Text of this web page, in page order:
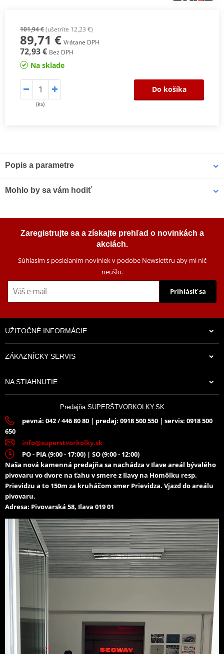
101,94 €(ušetríte 12,23 €)
89,71 € Vrátane DPH
72,93 € Bez DPH
Na sklade
(ks)
Do košíka
Popis a parametre
patentovaný, 3-bodový systém uchytenia bočného kufra na
- Integrovaný design: montážna sada nijako významne nenarušuje
- Ľahkosť: nízka hmotnosť, ktorá nemá skoro žiadny vplyv na
ťažisko motorky, čím se zvyšuje bezpečnosť.
- Jednoduchá montáž.
- Materiál: 20mm oceľový rám - najrobustnejší na trhu.
Mohlo by sa vám hodiť
Zaregistrujte sa a získajte prehľad o novinkách a
akciách.
Súhlasím s posielaním noviniek v podobe Newslettru aby mi nič
neušlo.
Prihlásiť sa
UŽITOČNÉ INFORMÁCIE
ZÁKAZNÍCKY SERVIS
NA STIAHNUTIE
Predajňa SUPERŠTVORKOLKY.SK
pevná: 042 / 446 80 80 | predaj: 0918 500 550 | servis: 0918 500
650
info@superstvorkolky.sk
PO - PIA (9:00 - 17:00) | SO (9:00 - 12:00)
Naša nová kamenná predajňa sa nachádza v Ilave areál bývalého
pivovaru vo dvore na ťahu v smere z Ilavy na Homôlku resp.
Prievidzu a to 150m za kruháčom smer Prievidza. Vjazd do areálu
pivovaru.
Adresa: Pivovarská 58, Ilava 019 01